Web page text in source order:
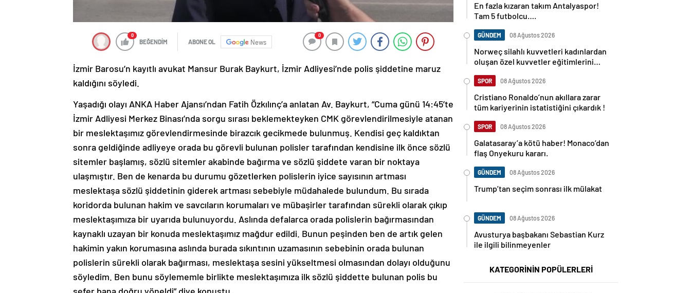
0
BEĞENDİM ABONE OL News
0
İzmir Barosu’n kayıtlı avukat Mansur Burak Baykurt, İzmir Adliyesi’nde polis şiddetine maruz
kaldığını söyledi.
Yaşadığı olayı ANKA Haber Ajansı’ndan Fatih Özkılınç’a anlatan Av. Baykurt, “Cuma günü 14:45’te
İzmir Adliyesi Merkez Binası’nda sorgu sırası beklemekteyken CMK görevlendirilmesiyle atanan
bir meslektaşımız görevlendirmesinde birazcık gecikmede bulunmuş. Kendisi geç kaldıktan
sonra geldiğinde adliyeye orada bu görevli bulunan polisler tarafından kendisine ilk önce sözlü
sitemler başlamış, sözlü sitemler akabinde bağırma ve sözlü şiddete varan bir noktaya
ulaşmıştır. Ben de kenarda bu durumu gözetlerken polislerin iyice sayısının artması
meslektaşa sözlü şiddetinin giderek artması sebebiyle müdahalede bulundum. Bu sırada
koridorda bulunan hakim ve savcıların korumaları ve mübaşirler tarafından sürekli olarak çıkıp
meslektaşımıza bir uyarıda bulunuyordu. Aslında defalarca orada polislerin bağırmasından
kaynaklı uzayan bir konuda meslektaşımız mağdur edildi. Bunun peşinden ben de artık gelen
hakimin yakın korumasına aslında burada sıkıntının uzamasının sebebinin orada bulunan
polislerin sürekli olarak bağırması, meslektaşa sesini yükseltmesi olmasından dolayı olduğunu
söyledim. Ben bunu söylememle birlikte meslektaşımıza ilk sözlü şiddette bulunan polis bu
En fazla kızaran takım Antalyaspor!
Tam 5 futbolcu….
GÜNDEM 08 Ağustos 2026
Norweç silahlı kuvvetleri kadınlardan
oluşan özel kuvvetler eğitimlerini
SPOR 08 Ağustos 2026
Cristiano Ronaldo’nun akıllara zarar
tüm kariyerinin istatistiğini çıkardık !
SPOR 08 Ağustos 2026
Galatasaray’a kötü haber! Monaco’dan
flaş Onyekuru kararı.
GÜNDEM 08 Ağustos 2026
Trump’tan seçim sonrası ilk mülakat
GÜNDEM 08 Ağustos 2026
Avusturya başbakanı Sebastian Kurz
ile ilgili bilinmeyenler
KATEGORİNİN POPÜLERLERİ